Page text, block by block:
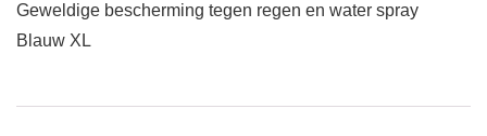
Geweldige bescherming tegen regen en water spray
Blauw XL